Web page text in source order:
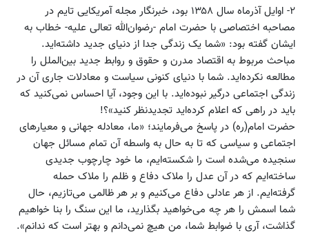
۲- اوایل آذرماه سال ۱۳۵۸ بود، خبرنگار مجله آمریکایی تایم در
مصاحبه اختصاصی با حضرت امام -رضوان‌الله تعالی علیه- خطاب به
ایشان گفته بود: «‌شما یک زندگی جدا از دنیای جدید داشته‌اید.
مباحث مربوط به اقتصاد مدرن و حقوق و روابط جدید بین‌الملل را
مطالعه نکرده‌اید. شما با دنیای کنونی سیاست و معادلات جاری آن در
زندگی اجتماعی درگیر نبوده‌اید. با این وجود، آیا احساس نمی‌کنید که
باید در راهی که اعلام کرده‌اید تجدیدنظر کنید»؟!
حضرت امام(ره) در پاسخ می‌فرمایند؛ ‫«ما، معادله جهانی و معیارهای
اجتماعی و سیاسی که تا به حال به واسطه آن تمام مسائل جهان
سنجیده می‌شده است را شکسته‌ایم، ما خود چارچوب جدیدی
ساخته‌ایم که در آن عدل را ملاک دفاع و ظلم را ملاک حمله
گرفته‌ایم. از هر عادلی دفاع می‌کنیم و بر هر ظالمی می‌تازیم، حال
شما اسمش را هر چه می‌خواهید بگذارید، ما این سنگ را بنا خواهیم
گذاشت، آری با ضوابط شما، من هیچ نمی‌دانم و بهتر است که ندانم».‬‬